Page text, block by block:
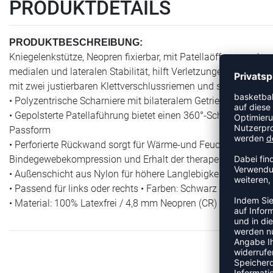
PRODUKTDETAILS
PRODUKTBESCHREIBUNG:
Kniegelenkstütze, Neopren fixierbar, mit Patellaöffnung,
medialen und lateralen Stabilität, hilft Verletzungen zu
mit zwei justierbaren Klettverschlussriemen und stabilen
• Polyzentrische Scharniere mit bilateralem Getriebe sorgen
• Gepolsterte Patellaführung bietet einen 360°-Schutz;
Passform
• Perforierte Rückwand sorgt für Wärme-und
Bindegewebekompression und Erhalt der therapeutischen
• Außenschicht aus Nylon für höhere Langlebigkeit
• Passend für links oder rechts • Farben: Schwarz
• Material: 100% Latexfrei / 4,8 mm Neopren (CR)